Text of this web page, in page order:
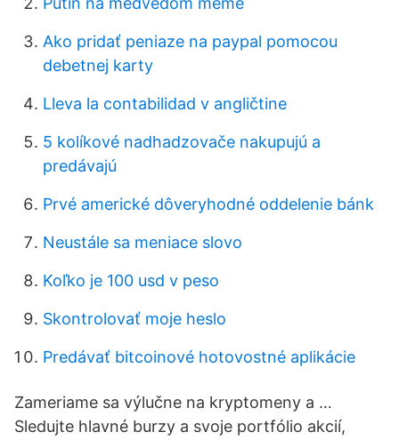
Ako pridať peniaze na paypal pomocou
debetnej karty
Lleva la contabilidad v angličtine
5 kolíkové nadhadzovače nakupujú a
predávajú
Prvé americké dôveryhodné oddelenie bánk
Neustále sa meniace slovo
Koľko je 100 usd v peso
Skontrolovať moje heslo
Predávať bitcoinové hotovostné aplikácie
Zameriame sa výlučne na kryptomeny a …
Sledujte hlavné burzy a svoje portfólio akcií,